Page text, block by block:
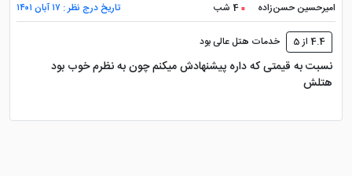
امیرحسین حسن‌زاده 4 شب تاریخ درج نظر : ۱۷ آبان ۱۴۰۱
4.4 از 5 خدمات هتل عالی بود
نسبت به قیمتی که داره پیشنهادش میکنم چون به نظرم خوب بود
هتلش